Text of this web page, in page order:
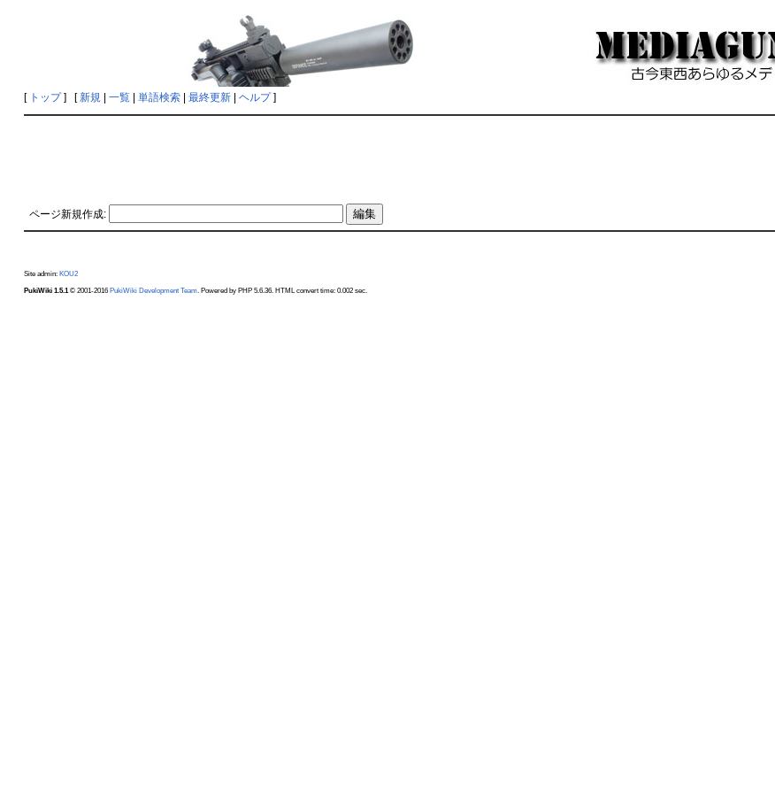
[ トップ] [新規| 一覧| 単語検索| 最終更新| ヘルプ]
ページ新規作成:
Site admin: KOU2
PukiWiki 1.5.1© 2001-2016 PukiWiki Development Team. Powered by PHP 5.6.36. HTML convert time: 0.002 sec.